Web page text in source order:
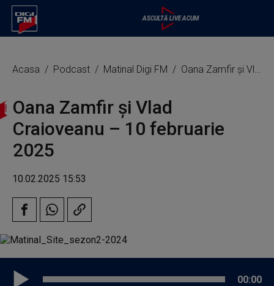
Acasa Podcast Matinal Digi FM Oana Zamfir și Vlad Craioveanu – 10 februarie 2025
Oana Zamfir și Vlad
Craioveanu – 10 februarie
2025
10.02.2025 15:53
00:00